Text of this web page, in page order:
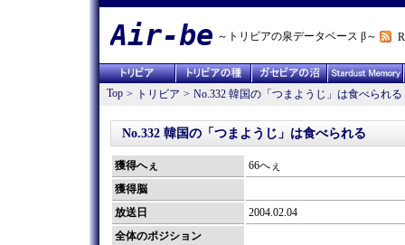
Air-be ～トリビアの泉データベース β～
Top > トリビア > No.332 韓国の「つまようじ」は食べられる
No.332 韓国の「つまようじ」は食べられる
獲得へぇ
66へぇ
獲得脳
放送日
2004.02.04
全体のポジション